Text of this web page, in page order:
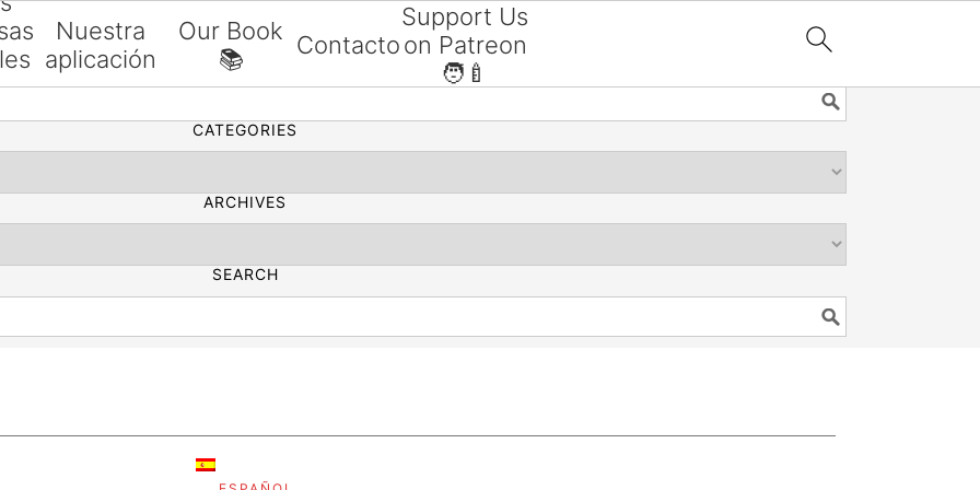
SEARCH
CATEGORIES
ARCHIVES
SEARCH
Nuestra
aplicación
Our Book
📚
Contacto
Support Us
on Patreon
🧑‍🍼